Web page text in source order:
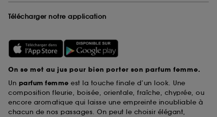
Télécharger notre application
On se met au jus pour bien porter son parfum femme.
Un parfum femme est la touche finale d’un look. Une
composition fleurie, boisée, orientale, fraîche, chyprée, ou
encore aromatique qui laisse une empreinte inoubliable à
chacun de nos passages. On peut le choisir élégant,